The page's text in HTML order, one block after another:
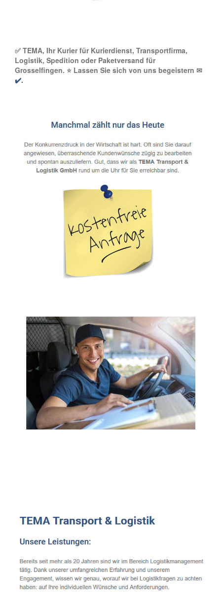
✅ TEMA, Ihr Kurier für Kurierdienst, Transportfirma,
Logistik, Spedition oder Paketversand für
Grosselfingen. ⭐ Lassen Sie sich von uns begeistern ✉
✔️.